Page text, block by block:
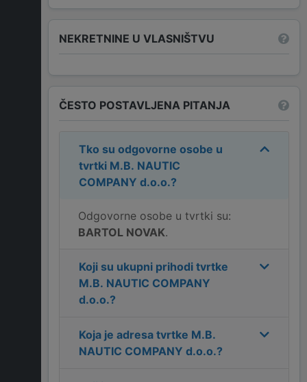
NEKRETNINE U VLASNIŠTVU
ČESTO POSTAVLJENA PITANJA
Tko su odgovorne osobe u
tvrtki M.B. NAUTIC
COMPANY d.o.o.?
Odgovorne osobe u tvrtki su:
BARTOL NOVAK.
Koji su ukupni prihodi tvrtke
M.B. NAUTIC COMPANY
d.o.o.?
Koja je adresa tvrtke M.B.
NAUTIC COMPANY d.o.o.?